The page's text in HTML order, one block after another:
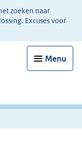
zoeken naar
Excuses voor
Menu